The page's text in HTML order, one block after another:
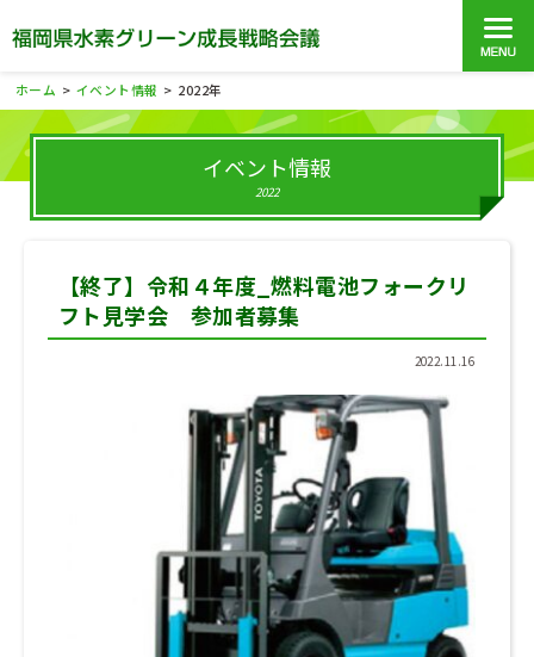
ホーム > イベント情報 > 2022年
イベント情報
2022
【終了】令和４年度_燃料電池フォークリ
フト見学会 参加者募集
2022.11.16